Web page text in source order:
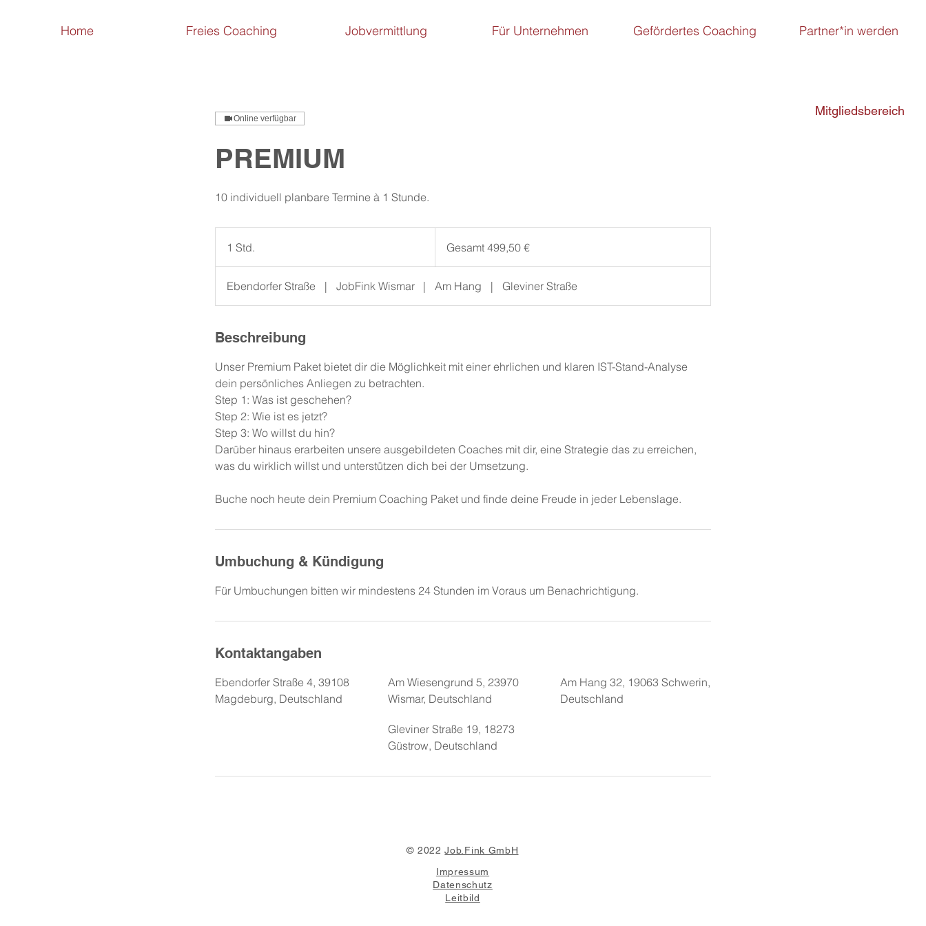
Home Freies Coaching Jobvermittlung Für Unternehmen Gefördertes Coaching Partner*in werden
Online verfügbar
PREMIUM
10 individuell planbare Termine à 1 Stunde.
1 Std.
S
t
Gesamt 499,50 €
Ebendorfer Straße | JobFink Wismar | Am Hang | Gleviner Straße
Beschreibung
Unser Premium Paket bietet dir die Möglichkeit mit einer ehrlichen und klaren IST-Stand-Analyse
dein persönliches Anliegen zu betrachten.
Step 1: Was ist geschehen?
Step 2: Wie ist es jetzt?
Step 3: Wo willst du hin?
Darüber hinaus erarbeiten unsere ausgebildeten Coaches mit dir, eine Strategie das zu erreichen,
was du wirklich willst und unterstützen dich bei der Umsetzung.
Buche noch heute dein Premium Coaching Paket und finde deine Freude in jeder Lebenslage.
Umbuchung & Kündigung
Für Umbuchungen bitten wir mindestens 24 Stunden im Voraus um Benachrichtigung.
Kontaktangaben
Ebendorfer Straße 4, 39108
Magdeburg, Deutschland
Am Wiesengrund 5, 23970
Wismar, Deutschland
Am Hang 32, 19063 Schwerin,
Deutschland
Gleviner Straße 19, 18273
Güstrow, Deutschland
Mitgliedsbereich
© 2022Job.Fink GmbH
Impressum
Datenschutz
Leitbild